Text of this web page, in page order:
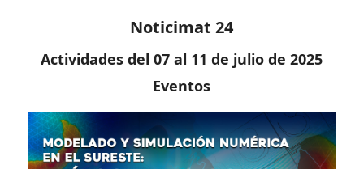
Noticimat 24
Actividades del 07 al 11 de julio de 2025
Eventos